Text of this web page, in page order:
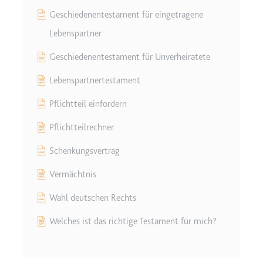
verfolgen.
Ablauf:
180 Tage
Typ:
Anbieter:
youtube.com
Zweck:
Wird verwendet, um die
eingebetteten Inhalten zu
Typ:
HTTP-Cookie
Geschiedenentestament für eingetragene
Lebenspartner
Geschiedenentestament für Unverheiratete
Lebenspartnertestament
Pflichtteil einfordern
Pflichtteilrechner
Schenkungsvertrag
Vermächtnis
Wahl deutschen Rechts
Welches ist das richtige Testament für mich?